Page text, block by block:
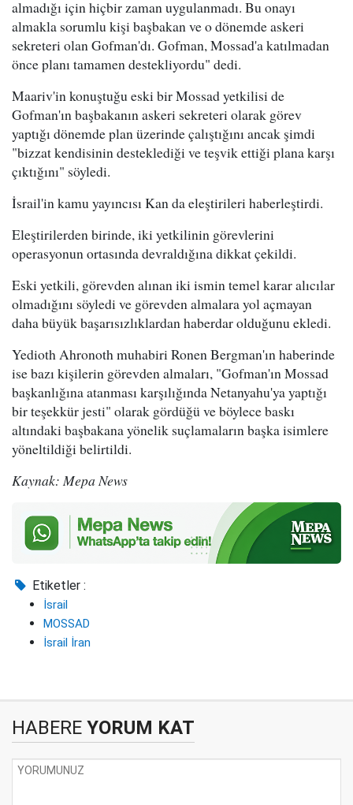
almadığı için hiçbir zaman uygulanmadı. Bu onayı
almakla sorumlu kişi başbakan ve o dönemde askeri
sekreteri olan Gofman'dı. Gofman, Mossad'a katılmadan
önce planı tamamen destekliyordu" dedi.
Maariv'in konuştuğu eski bir Mossad yetkilisi de
Gofman'ın başbakanın askeri sekreteri olarak görev
yaptığı dönemde plan üzerinde çalıştığını ancak şimdi
"bizzat kendisinin desteklediği ve teşvik ettiği plana karşı
çıktığını" söyledi.
İsrail'in kamu yayıncısı Kan da eleştirileri haberleştirdi.
Eleştirilerden birinde, iki yetkilinin görevlerini
operasyonun ortasında devraldığına dikkat çekildi.
Eski yetkili, görevden alınan iki ismin temel karar alıcılar
olmadığını söyledi ve görevden almalara yol açmayan
daha büyük başarısızlıklardan haberdar olduğunu ekledi.
Yedioth Ahronoth muhabiri Ronen Bergman'ın haberinde
ise bazı kişilerin görevden almaları, "Gofman'ın Mossad
başkanlığına atanması karşılığında Netanyahu'ya yaptığı
bir teşekkür jesti" olarak gördüğü ve böylece baskı
altındaki başbakana yönelik suçlamaların başka isimlere
yöneltildiği belirtildi.
Kaynak: Mepa News
Etiketler :
İsrail
MOSSAD
İsrail İran
HABERE YORUM KAT